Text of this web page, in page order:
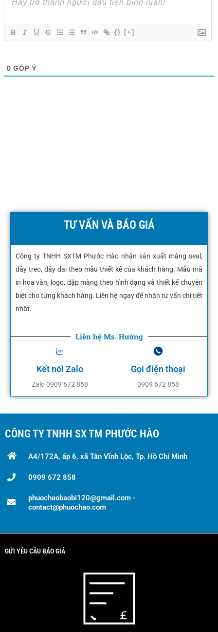
{} [+]
0 GÓP Ý
TƯ VẤN VÀ BÁO GIÁ
Công ty TNHH SXTM Phước Hào nhận sản xuất màng seal,
dây treo, dây đai theo mẫu thiết kế của khách hàng. Mẫu mã
in hoa văn, logo, dập màng theo hình dạng và thiết kế chuyên
biệt cho từng khách hàng. Liên hệ ngay để nhận tư vấn chi tiết
nhất.
Liên hệ Ms. Hường
Kết nối Zalo
Zalo 0909 672 858
Gọi điện thoại
0909 672 858
CÔNG TY TNHH SX TM PHƯỚC HÀO
A4/172A, ấp 6, xã Tân Vĩnh Lộc, Tp. Hồ Chí Minh
0909 672 858
phuochaobaobi120@gmail.com -
contact@phuochao.com
GỬI YÊU CẦU BÁO GIÁ